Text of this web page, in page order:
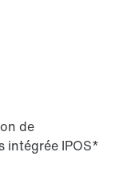
de
intégrée IPOS*